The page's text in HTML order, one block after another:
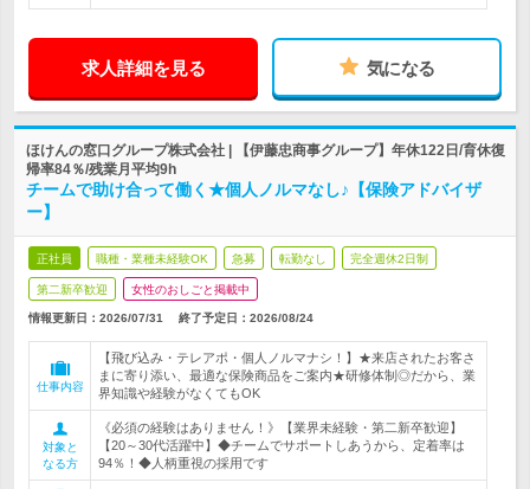
求人詳細を見る 気になる
ほけんの窓口グループ株式会社 | 【伊藤忠商事グループ】年休122日/育休復
帰率84％/残業月平均9h
チームで助け合って働く★個人ノルマなし♪【保険アドバイザ
ー】
正社員 職種・業種未経験OK 急募 転勤なし 完全週休2日制
第二新卒歓迎 女性のおしごと掲載中
情報更新日：2026/07/31 終了予定日： 2026/08/24
仕事内容
【飛び込み・テレアポ・個人ノルマナシ！】★来店されたお客さ
まに寄り添い、最適な保険商品をご案内★研修体制◎だから、業
界知識や経験がなくてもOK
対象と
なる方
《必須の経験はありません！》【業界未経験・第二新卒歓迎】
【20～30代活躍中】◆チームでサポートしあうから、定着率は
94％！◆人柄重視の採用です